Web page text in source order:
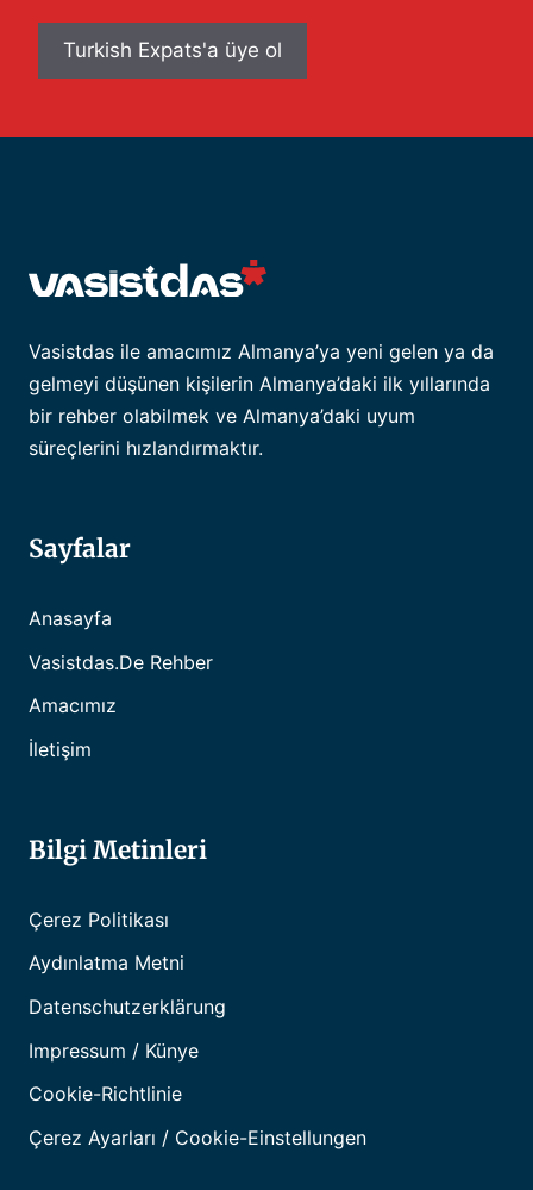
adresiniz
Vasistdas ile amacımız Almanya’ya yeni gelen ya da
gelmeyi düşünen kişilerin Almanya’daki ilk yıllarında
bir rehber olabilmek ve Almanya’daki uyum
süreçlerini hızlandırmaktır.
Sayfalar
Anasayfa
Vasistdas.de Rehber
Amacımız
İletişim
Bilgi Metinleri
Çerez Politikası
Aydınlatma Metni
Datenschutzerklärung
Impressum / Künye
Cookie-Richtlinie
Çerez Ayarları / Cookie-Einstellungen